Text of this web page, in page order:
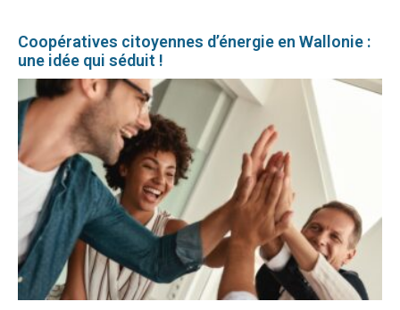
Coopératives citoyennes d’énergie en Wallonie :
une idée qui séduit !